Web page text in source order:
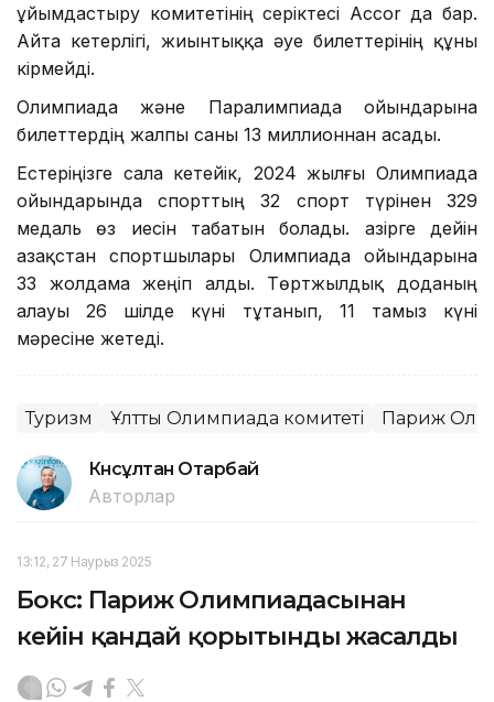
ұйымдастыру комитетінің серіктесі Accor да бар.
Айта кетерлігі, жиынтыққа әуе билеттерінің құны
кірмейді.
Олимпиада және Паралимпиада ойындарына
билеттердің жалпы саны 13 миллионнан асады.
Естеріңізге сала кетейік, 2024 жылғы Олимпиада
ойындарында спорттың 32 спорт түрінен 329
медаль өз иесін табатын болады. Қазірге дейін
Қазақстан спортшылары Олимпиада ойындарына
33 жолдама жеңіп алды. Төртжылдық доданың
алауы 26 шілде күні тұтанып, 11 тамыз күні
мәресіне жетеді.
Туризм Ұлттық Олимпиада комитеті Париж
Күнсұлтан Отарбай
Авторлар
13:12, 27 Наурыз 2025
Бокс: Париж Олимпиадасынан
кейін қандай қорытынды жасалды